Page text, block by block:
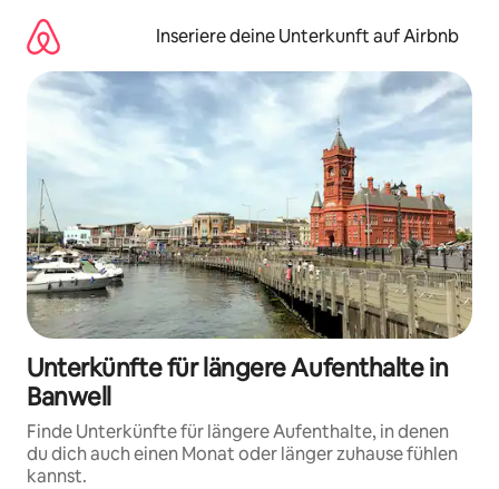
Inhalten
springen
Inseriere deine Unterkunft auf Airbnb
Unterkünfte für längere Aufenthalte in
Banwell
Finde Unterkünfte für längere Aufenthalte, in denen
du dich auch einen Monat oder länger zuhause fühlen
kannst.